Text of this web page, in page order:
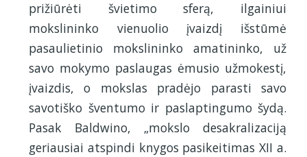
prižiūrėti švietimo sferą, ilgainiui
mokslininko vienuolio įvaizdį išstūmė
pasaulietinio mokslininko amatininko, už
savo mokymo paslaugas ėmusio užmokestį,
įvaizdis, o mokslas pradėjo parasti savo
savotiško šventumo ir paslaptingumo šydą.
Pasak Baldwino, „mokslo desakralizaciją
geriausiai atspindi knygos pasikeitimas XII a.